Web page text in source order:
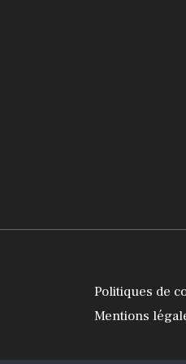
Politiques de
Mentions